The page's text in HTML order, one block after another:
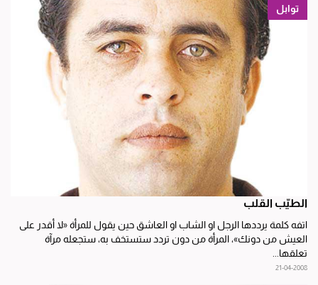
توابل
الطيّب القلب
اتفه كلمة يرددها الرجل او الشاب او العاشق حين يقول للمرأة «لا أقدر على
العيش من دونك»، المرأة من دون تردد ستستخف به، ستجعله مرآة
تعلقها...
21-04-2008